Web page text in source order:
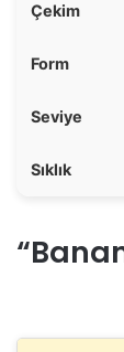
Çekim
Form
Seviye
Sıklık